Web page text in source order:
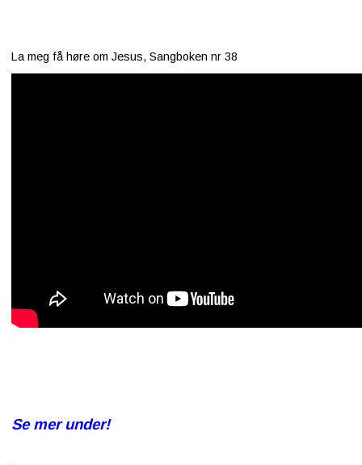
La meg få høre om Jesus, Sangboken nr 38
Se mer under!